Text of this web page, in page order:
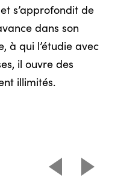
s’approfondit de
dans son
à qui l’étudie avec
il ouvre des
illimités.